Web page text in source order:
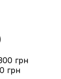
грн
грн